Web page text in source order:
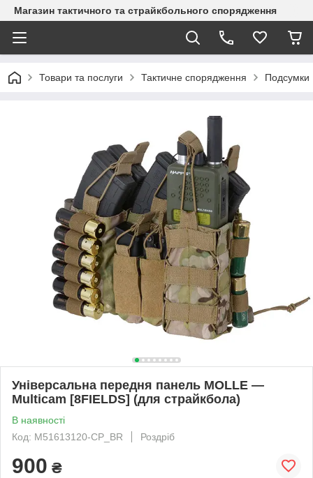
Магазин тактичного та страйкбольного спорядження
Товари та послуги Тактичне спорядження Подсумки
Універсальна передня панель MOLLE —
Multicam [8FIELDS] (для страйкбола)
В наявності
Код: M51613120-CP_BR
Роздріб
900 ₴